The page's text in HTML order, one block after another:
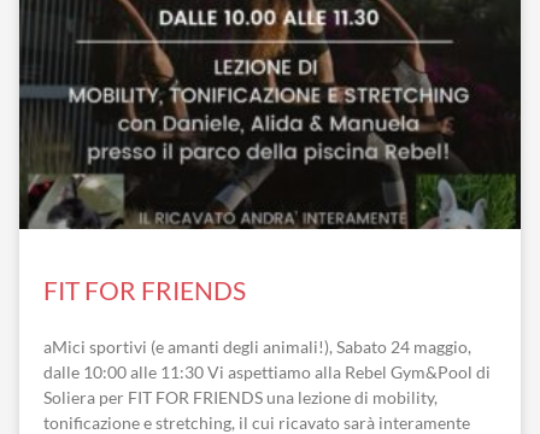
FIT FOR FRIENDS
aMici sportivi (e amanti degli animali!), Sabato 24 maggio,
dalle 10:00 alle 11:30 Vi aspettiamo alla Rebel Gym&Pool di
Soliera per FIT FOR FRIENDS una lezione di mobility,
tonificazione e stretching, il cui ricavato sarà interamente